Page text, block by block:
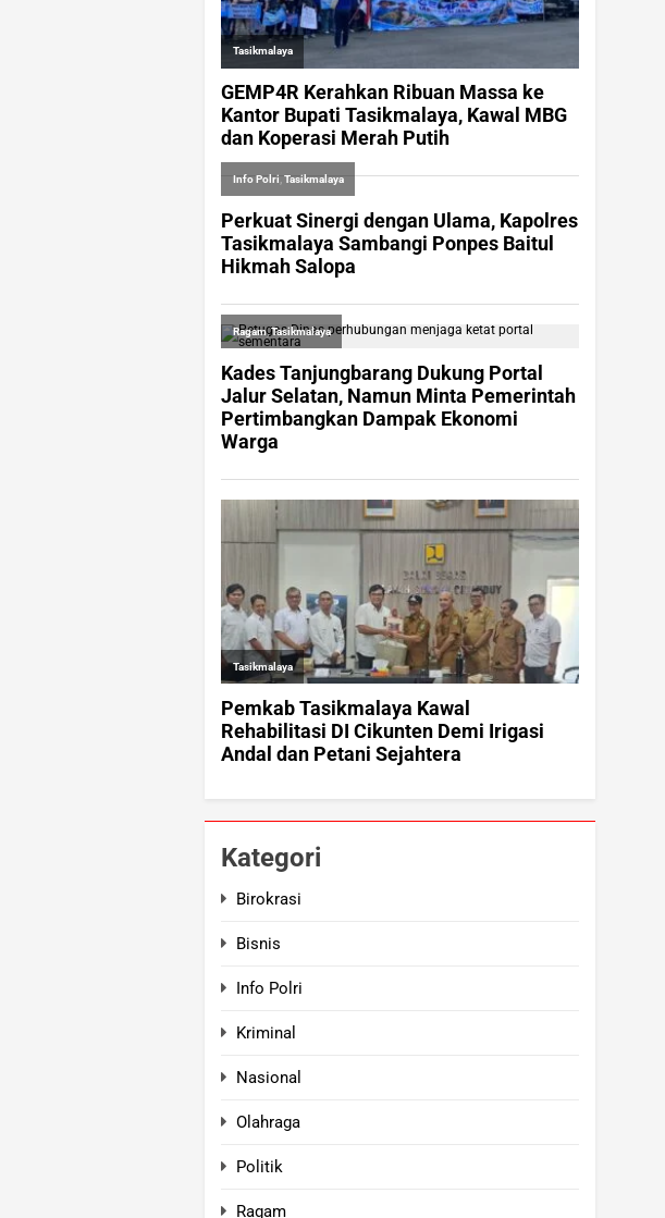
Kategori
Birokrasi
Bisnis
Info Polri
Kriminal
Nasional
Olahraga
Politik
Ragam